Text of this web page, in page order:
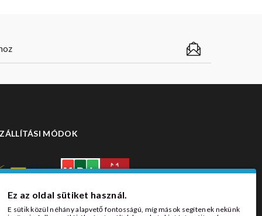
MÓDOK
Ez az oldal sütiket használ.
E sütik közül néhány alapvető fontosságú, míg mások segítenek nekünk